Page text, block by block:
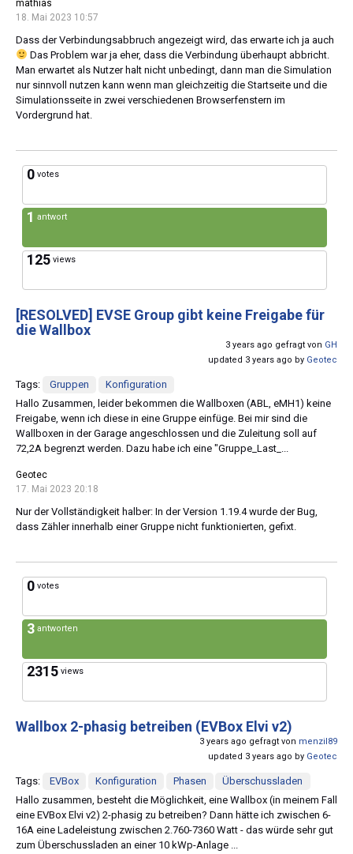
mathias
18. Mai 2023 10:57
Dass der Verbindungsabbruch angezeigt wird, das erwarte ich ja auch
Das Problem war ja eher, dass die Verbindung überhaupt abbricht.
Man erwartet als Nutzer halt nicht unbedingt, dann man die Simulation
nur sinnvoll nutzen kann wenn man gleichzeitig die Startseite und die
Simulationsseite in zwei verschiedenen Browserfenstern im
Vordergrund hat.
0 votes
1 antwort
125 views
[RESOLVED] EVSE Group gibt keine Freigabe für
die Wallbox
3 years ago gefragt von GH
updated 3 years ago by Geotec
Tags: Gruppen
Konfiguration
Hallo Zusammen, leider bekommen die Wallboxen (ABL, eMH1) keine
Freigabe, wenn ich diese in eine Gruppe einfüge. Bei mir sind die
Wallboxen in der Garage angeschlossen und die Zuleitung soll auf
72,2A begrenzt werden. Dazu habe ich eine "Gruppe_Last_...
Geotec
17. Mai 2023 20:18
Nur der Vollständigkeit halber: In der Version 1.19.4 wurde der Bug,
dass Zähler innerhalb einer Gruppe nicht funktionierten, gefixt.
0 votes
3 antworten
2315 views
Wallbox 2-phasig betreiben (EVBox Elvi v2)
3 years ago gefragt von menzil89
updated 3 years ago by Geotec
Tags: EVBox Konfiguration Phasen
Überschussladen
Hallo zusammen, besteht die Möglichkeit, eine Wallbox (in meinem Fall
eine EVBox Elvi v2) 2-phasig zu betreiben? Dann hätte ich zwischen 6-
16A eine Ladeleistung zwischen 2.760-7360 Watt - das würde sehr gut
zum Überschussladen an einer 10 kWp-Anlage ...